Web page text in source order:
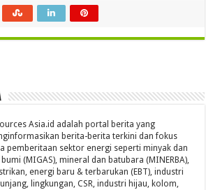
Asia.id adalah portal berita yang
berita-berita terkini dan fokus
pemberitaan sektor energi seperti minyak dan
(MIGAS), mineral dan batubara (MINERBA),
energi baru & terbarukan (EBT), industri
lingkungan, CSR, industri hijau, kolom,